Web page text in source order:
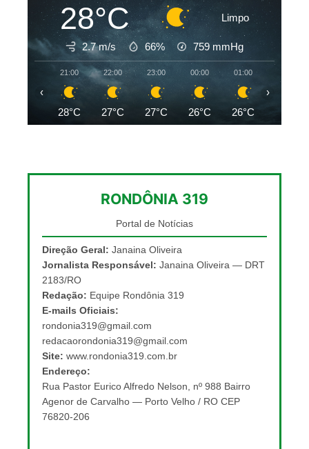
28°C Limpo
2.7 m/s 66% 759 mmHg
21:00
28°C
22:00
27°C
23:00
27°C
00:00
26°C
01:00
26°C
‹ ›
RONDÔNIA 319
Portal de Notícias
Direção Geral: Janaina Oliveira
Jornalista Responsável: Janaina Oliveira — DRT
2183/RO
Redação: Equipe Rondônia 319
E-mails Oficiais:
rondonia319@gmail.com
redacaorondonia319@gmail.com
Site: www.rondonia319.com.br
Endereço:
Rua Pastor Eurico Alfredo Nelson, nº 988 Bairro
Agenor de Carvalho — Porto Velho / RO CEP
76820-206